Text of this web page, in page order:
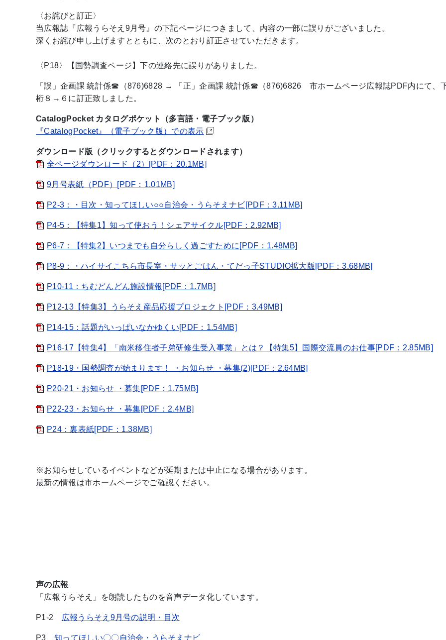
〈お詫びと訂正〉
当広報誌『広報うらそえ9月号』の下記ページにつきまして、内容の一部に誤りがございました。
深くお詫び申し上げますとともに、次のとおり訂正させていただきます。
〈P18〉【国勢調査ページ】下の連絡先に誤りがありました。
「誤」企画課 統計係☎︎（876)6828 → 「正」企画課 統計係☎︎（876)6826 市ホームページ広報誌PDF内にて、
桁８→６に訂正致しました。
CatalogPocket カタログポケット（多言語・電子ブック版）
『CatalogPocket』（電子ブック版）での表示
ダウンロード版（クリックするとダウンロードされます）
全ページダウンロード（2）[PDF：20.1MB]
9月号表紙（PDF）[PDF：1.01MB]
P2-3：・目次・知ってほしい○○自治会・うらそえナビ[PDF：3.11MB]
P4-5：【特集1】知って使おう！シェアサイクル[PDF：2.92MB]
P6-7：【特集2】いつまでも自分らしく過ごすために[PDF：1.48MB]
P8-9：・ハイサイこちら市長室・サッとごはん・てだっ子STUDIO拡大版[PDF：3.68MB]
P10-11：ちむどんどん施設情報[PDF：1.7MB]
P12-13【特集3】うらそえ産品応援プロジェクト[PDF：3.49MB]
P14-15：話題がいっぱいなかゆくい[PDF：1.54MB]
P16-17【特集4】「南米移住者子弟研修生受入事業」とは？【特集5】国際交流員のお仕事[PDF：2.85MB]
P18-19・国勢調査が始まります！ ・お知らせ ・募集(2)[PDF：2.64MB]
P20-21・お知らせ ・募集[PDF：1.75MB]
P22-23・お知らせ ・募集[PDF：2.4MB]
P24：裏表紙[PDF：1.38MB]
※お知らせしているイベントなどが延期または中止になる場合があります。
最新の情報は市ホームページでご確認ください。
声の広報
「広報うらそえ」を朗読したものを音声データ化しています。
P1-2 広報うらそえ9月号の説明・目次
P3 知ってほしい〇〇自治会・うらそえナビ